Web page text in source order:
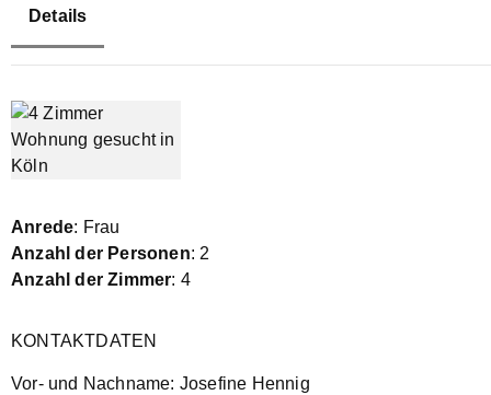
Details
Anrede: Frau
Anzahl der Personen: 2
Anzahl der Zimmer: 4
KONTAKTDATEN
Vor- und Nachname: Josefine Hennig